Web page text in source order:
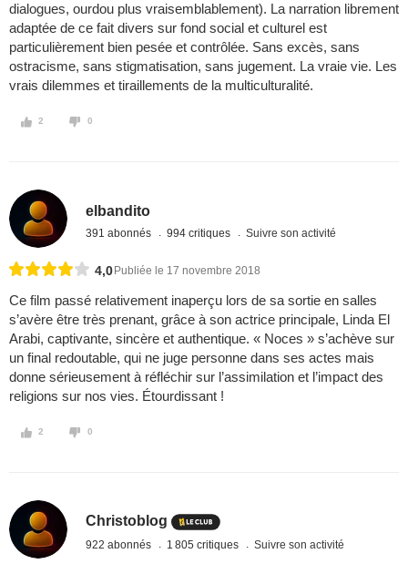
dialogues, ourdou plus vraisemblablement). La narration librement
adaptée de ce fait divers sur fond social et culturel est
particulièrement bien pesée et contrôlée. Sans excès, sans
ostracisme, sans stigmatisation, sans jugement. La vraie vie. Les
vrais dilemmes et tiraillements de la multiculturalité.
2 0
elbandito
391 abonnés 994 critiques Suivre son activité
4,0 Publiée le 17 novembre 2018
Ce film passé relativement inaperçu lors de sa sortie en salles
s’avère être très prenant, grâce à son actrice principale, Linda El
Arabi, captivante, sincère et authentique. « Noces » s’achève sur
un final redoutable, qui ne juge personne dans ses actes mais
donne sérieusement à réfléchir sur l’assimilation et l’impact des
religions sur nos vies. Étourdissant !
2 0
Christoblog
922 abonnés 1 805 critiques Suivre son activité